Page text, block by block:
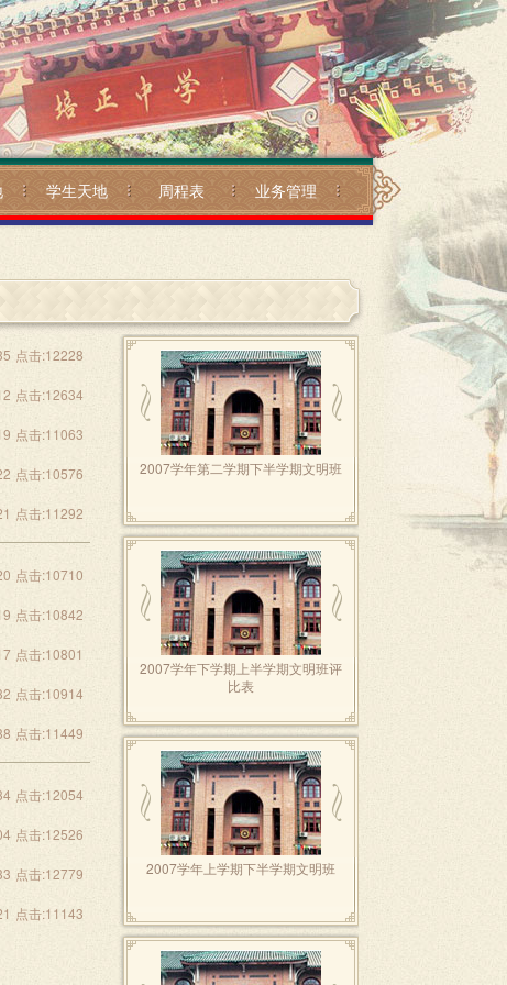
学生天地 周程表 业务管理
点击:12228
点击:12634
点击:11063
点击:10576
点击:11292
点击:10710
点击:10842
点击:10801
点击:10914
点击:11449
点击:12054
点击:12526
点击:12779
点击:11143
2007学年第二学期下半学期文明班
2007学年下学期上半学期文明班评
比表
2007学年上学期下半学期文明班